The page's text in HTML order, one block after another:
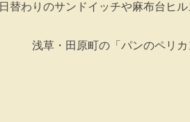
日替わりのサンドイッチや麻布台ヒ
浅草・田原町の「パンのペリ